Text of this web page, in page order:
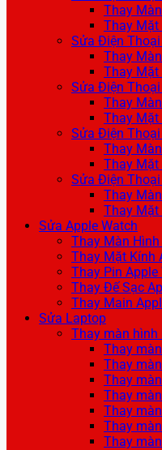
Thay
Thay Mặt
Sửa Điện Thoại
Thay
Thay Mặt
Sửa Điện Thoại
Thay
Thay Mặt
Sửa Điện
Thay
Thay Mặt
Sửa Điện
Thay
Thay Mặt
Sửa Apple Watch
Thay Màn
Thay Mặt Kính
Thay Pin Apple
Thay Đế Sạc
Thay Main
Sửa Laptop
Thay màn hình
Thay
Thay
Thay
Thay
Thay
Thay
Thay